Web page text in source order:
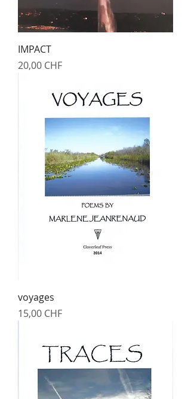
IMPACT
Prix
20,00 CHF
voyages
Prix
15,00 CHF